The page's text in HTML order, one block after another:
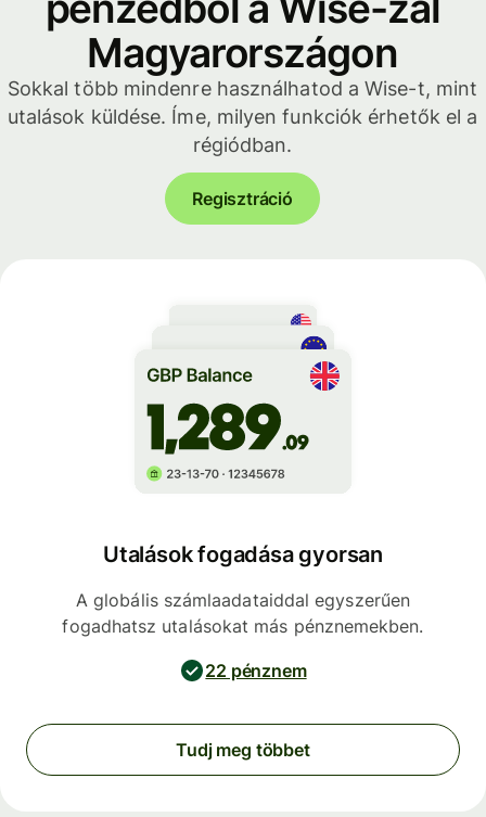
Magyarországon
Sokkal több mindenre használhatod a Wise-t, mint
utalások küldése. Íme, milyen funkciók érhetők el a
régiódban.
Regisztráció
Utalások fogadása gyorsan
A globális számlaadataiddal egyszerűen
fogadhatsz utalásokat más pénznemekben.
22 pénznem
Tudj meg többet